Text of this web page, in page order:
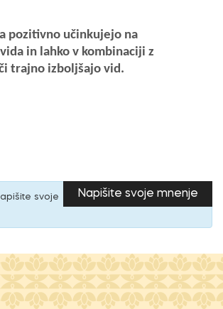
pozitivno učinkujejo na
in lahko v kombinaciji z
trajno izboljšajo vid.
Napišite svoje mnenje
svoje